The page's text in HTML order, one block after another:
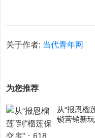
关于作者: 当代青年网
为您推荐
从“报恩榴
锁营销新